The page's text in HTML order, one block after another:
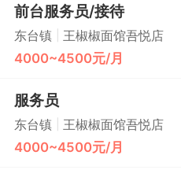
前台服务员/接待
东台镇 王椒椒面馆吾悦店
4000~4500元/月
服务员
东台镇 王椒椒面馆吾悦店
4000~4500元/月